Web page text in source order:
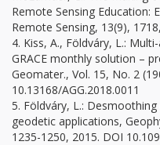
Remote Sensing Education:
Remote Sensing, 13(9),
4. Kiss, A., Földváry, L.:
GRACE monthly solution –
Geomater., Vol. 15, No. 2
10.13168/AGG.2018.0011
5. Földváry, L.:
geodetic applications,
1235-1250, 2015. DOI